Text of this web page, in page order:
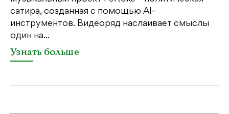
сатира, созданная с помощью AI-
инструментов. Видеоряд наслаивает смыслы
один на...
Узнать больше